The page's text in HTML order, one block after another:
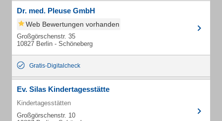
Dr. med. Pleuse GmbH
Web Bewertungen vorhanden
Großgörschenstr. 35
10827 Berlin - Schöneberg
Gratis-Digitalcheck
Ev. Silas Kindertagesstätte
Kindertagesstätten
Großgörschenstr. 10